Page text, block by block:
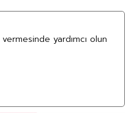
yardımcı olun